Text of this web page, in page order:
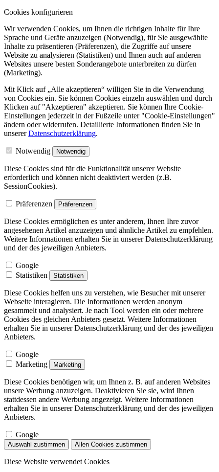
Cookies konfigurieren
Wir verwenden Cookies, um Ihnen die richtigen Inhalte für Ihre
Sprache und Geräte anzuzeigen (Notwendig), für Sie ausgewählte
Inhalte zu präsentieren (Präferenzen), die Zugriffe auf unsere
Website zu analysieren (Statistiken) und Ihnen auch auf anderen
Websites unsere besten Sonderangebote unterbreiten zu dürfen
(Marketing).
Mit Klick auf „Alle akzeptieren“ willigen Sie in die Verwendung
von Cookies ein. Sie können Cookies einzeln auswählen und durch
Klicken auf "Akzeptieren" akzeptieren. Sie können Ihre Cookie-
Einstellungen jederzeit in der Fußzeile unter "Cookie-Einstellungen"
ändern oder widerrufen. Detaillierte Informationen finden Sie in
unsererDatenschutzerklärung.
Notwendig Notwendig
Diese Cookies sind für die Funktionalität unserer Website
erforderlich und können nicht deaktiviert werden (z.B.
SessionCookies).
Präferenzen Präferenzen
Diese Cookies ermöglichen es unter anderem, Ihnen Ihre zuvor
angesehenen Artikel anzuzeigen und ähnliche Artikel zu empfehlen.
Weitere Informationen erhalten Sie in unserer Datenschutzerklärung
und der des jeweiligen Anbieters.
Google
Statistiken
Statistiken
Diese Cookies helfen uns zu verstehen, wie Besucher mit unserer
Webseite interagieren. Die Informationen werden anonym
gesammelt und analysiert. Je nach Tool werden ein oder mehrere
Cookies des gleichen Anbieters gesetzt. Weitere Informationen
erhalten Sie in unserer Datenschutzerklärung und der des jeweiligen
Anbieters.
Google
Marketing
Marketing
Diese Cookies benötigen wir, um Ihnen z. B. auf anderen Websites
unsere Werbung anzuzeigen. Deaktivieren Sie sie, wird Ihnen
stattdessen andere Werbung angezeigt. Weitere Informationen
erhalten Sie in unserer Datenschutzerklärung und der des jeweiligen
Anbieters.
Google
Auswahl zustimmen Allen Cookies zustimmen
Diese Website verwendet Cookies